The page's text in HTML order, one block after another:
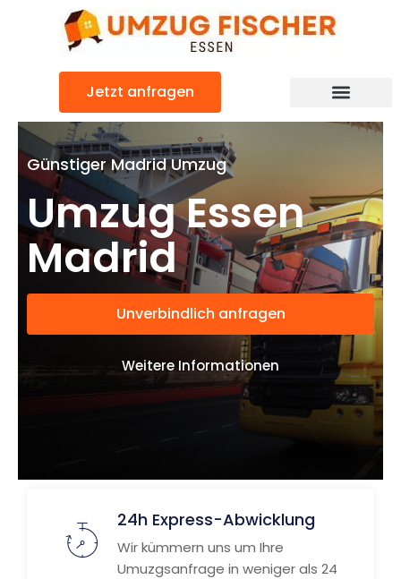
Jetzt anfragen
Günstiger Madrid Umzug
Umzug Essen
Madrid
Unverbindlich anfragen
Weitere Informationen
24h Express-Abwicklung
Wir kümmern uns um Ihre
Umuzgsanfrage in weniger als 24